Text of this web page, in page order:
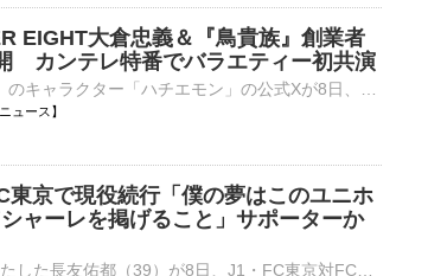
EIGHT大倉忠義＆『鳥貴族』創業者
カンテレ特番でバラエティー初共演
ュース】
東京で現役続行「僕の夢はこのユニホ
ャーレを掲げること」サポーターか